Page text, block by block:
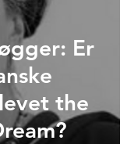
Er
the